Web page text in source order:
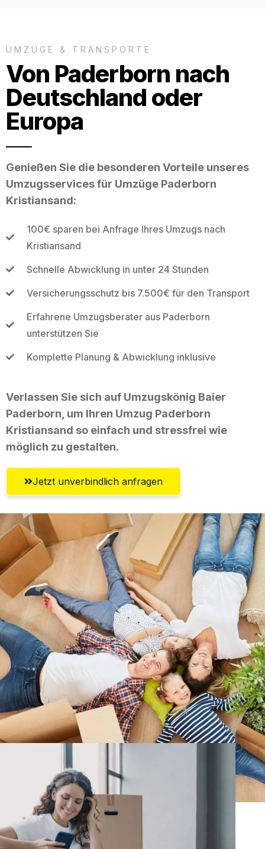
UMZÜGE & TRANSPORTE
Von Paderborn nach
Deutschland oder
Europa
Genießen Sie die besonderen Vorteile unseres
Umzugsservices für Umzüge Paderborn
Kristiansand:
100€ sparen bei Anfrage Ihres Umzugs nach
Kristiansand
Schnelle Abwicklung in unter 24 Stunden
Versicherungsschutz bis 7.500€ für den Transport
Erfahrene Umzugsberater aus Paderborn
unterstützen Sie
Komplette Planung & Abwicklung inklusive
Verlassen Sie sich auf Umzugskönig Baier
Paderborn, um Ihren Umzug Paderborn
Kristiansand so einfach und stressfrei wie
möglich zu gestalten.
Jetzt unverbindlich anfragen